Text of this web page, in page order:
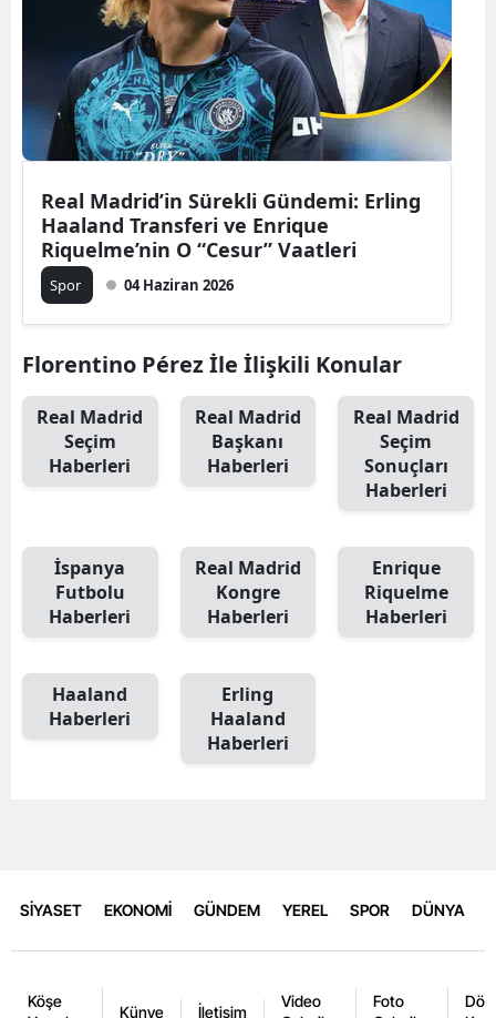
Real Madrid’in Sürekli Gündemi: Erling
Haaland Transferi ve Enrique
Riquelme’nin O “Cesur” Vaatleri
Spor 04 Haziran 2026
Florentino Pérez İle İlişkili Konular
Real Madrid
Seçim
Haberleri
Real Madrid
Başkanı
Haberleri
Real Madrid
Seçim
Sonuçları
Haberleri
İspanya
Futbolu
Haberleri
Real Madrid
Kongre
Haberleri
Enrique
Riquelme
Haberleri
Haaland
Haberleri
Erling
Haaland
Haberleri
SİYASET EKONOMİ GÜNDEM YEREL SPOR DÜNYA
Köşe
Künye İletişim
Video
Foto